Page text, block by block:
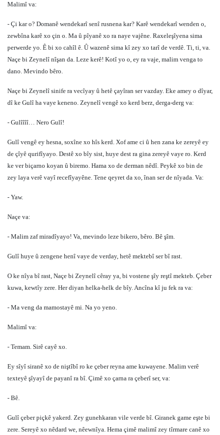
Malimî va:
- Çi kar o? Domanê wendekarî senî rusnena kar? Karê wendekarî wenden o,
zewbîna karê xo çin o. Ma û pîyanê xo ra naye vajêne. Raxeleşîyena sima
perwerde yo. Ê bi xo cahîl ê. Û wazenê sima kî zey xo tarî de verdê. Ti, ti, va.
Naçe bi Zeynelî nîşan da. Leze kerê! Kotî yo o, ey ra vaje, malim venga to
dano. Mevindo bêro.
Naçe bi Zeynelî sinife ra vecîyay û hetê çayîran ser vazday. Eke amey o dîyar,
dî ke Gulî ha vaye keneno. Zeynelî vengê xo kerd berz, derga-derg va:
- Gulîîîî… Nero Gulî!
Gulî vengê ey hesna, soxîne xo hîs kerd. Xof ame ci û hen zana ke zereyê ey
de çîyê qurifîyayo. Destê xo bîy sist, huye dest ra gina zereyê vaye ro. Kerd
ke ver biçarno koyan û biremo. Hama xo de derman nêdî. Peykê xo bin de
zey laya verê vayî recefîyayêne. Tene qeyret da xo, înan ser de nîyada. Va:
- Yaw.
Naçe va:
- Malim zaf miradîyayo! Va, mevindo leze bikero, bêro. Bê şîm.
Gulî huye û zengene henî vaye de verday, hetê mektebî ser bî rast.
O ke nîya bî rast, Naçe bi Zeynelî cêray ya, bi vostene şîy reştî mekteb. Çeber
kuwa, kewtîy zere. Her diyan helka-helk de bîy. Ancîna kî ju fek ra va:
- Ma veng da mamostayê mi. Na yo yeno.
Malimî va:
- Temam. Sirê cayê xo.
Ey sîyî siranê xo de niştîbî ro ke çeber reyna ame kuwayene. Malim verê
texteyê şîyayî de payanî ra bî. Çimê xo çarna ra çeberî ser, va:
- Bê.
Gulî çeber piçkê yakerd. Zey gunehkaran vile verde bî. Giranek game eşte bi
zere. Sereyê xo nêdard we, nêewnîya. Hema çimê malimî zey tîrmare canê xo